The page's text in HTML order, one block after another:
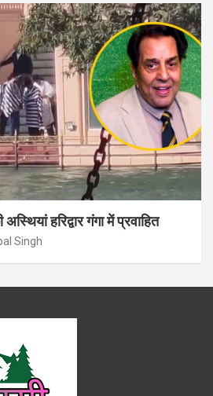
हरिद्वार गंगा में प्रवाहित
Singh